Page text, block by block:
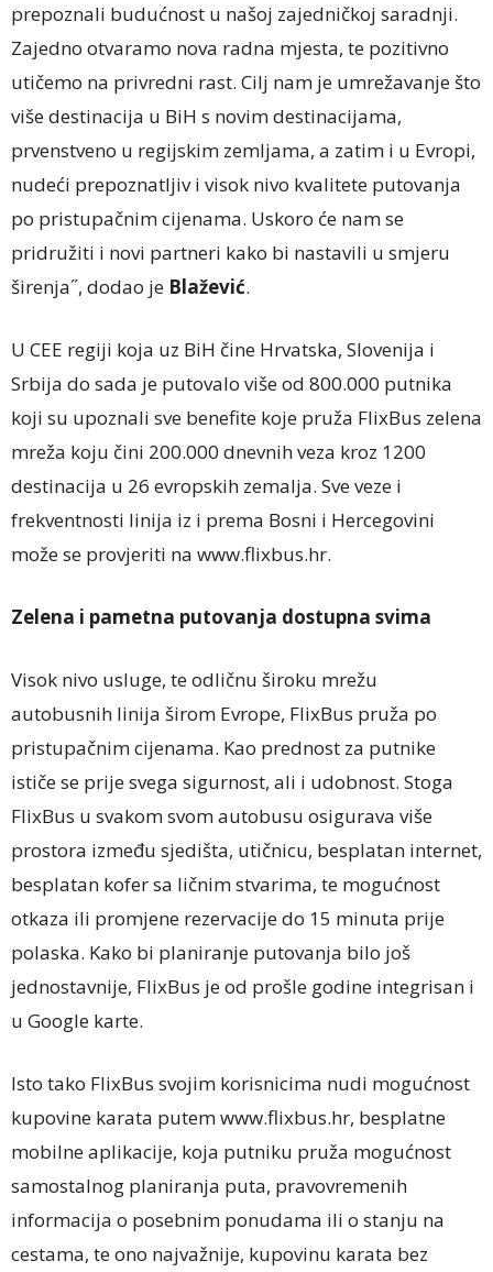
prepoznali budućnost u našoj zajedničkoj saradnji.
Zajedno otvaramo nova radna mjesta, te pozitivno
utičemo na privredni rast. Cilj nam je umrežavanje što
više destinacija u BiH s novim destinacijama,
prvenstveno u regijskim zemljama, a zatim i u Evropi,
nudeći prepoznatljiv i visok nivo kvalitete putovanja
po pristupačnim cijenama. Uskoro će nam se
pridružiti i novi partneri kako bi nastavili u smjeru
širenja˝, dodao je Blažević.
U CEE regiji koja uz BiH čine Hrvatska, Slovenija i
Srbija do sada je putovalo više od 800.000 putnika
koji su upoznali sve benefite koje pruža FlixBus zelena
mreža koju čini 200.000 dnevnih veza kroz 1200
destinacija u 26 evropskih zemalja. Sve veze i
frekventnosti linija iz i prema Bosni i Hercegovini
može se provjeriti na www.flixbus.hr.
Zelena i pametna putovanja dostupna svima
Visok nivo usluge, te odličnu široku mrežu
autobusnih linija širom Evrope, FlixBus pruža po
pristupačnim cijenama. Kao prednost za putnike
ističe se prije svega sigurnost, ali i udobnost. Stoga
FlixBus u svakom svom autobusu osigurava više
prostora između sjedišta, utičnicu, besplatan internet,
besplatan kofer sa ličnim stvarima, te mogućnost
otkaza ili promjene rezervacije do 15 minuta prije
polaska. Kako bi planiranje putovanja bilo još
jednostavnije, FlixBus je od prošle godine integrisan i
u Google karte.
Isto tako FlixBus svojim korisnicima nudi mogućnost
kupovine karata putem www.flixbus.hr, besplatne
mobilne aplikacije, koja putniku pruža mogućnost
samostalnog planiranja puta, pravovremenih
informacija o posebnim ponudama ili o stanju na
cestama, te ono najvažnije, kupovinu karata bez